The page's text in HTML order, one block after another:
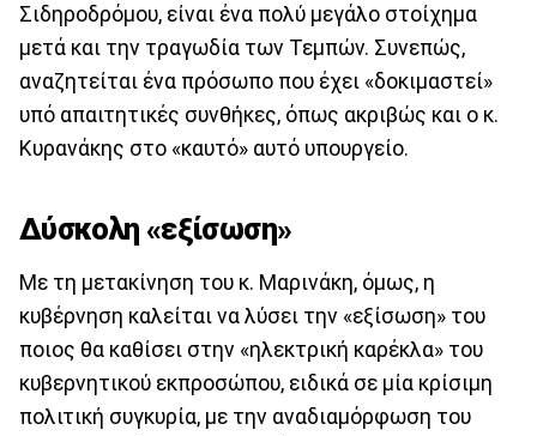
Σιδηροδρόμου, είναι ένα πολύ μεγάλο στοίχημα
μετά και την τραγωδία των Τεμπών. Συνεπώς,
αναζητείται ένα πρόσωπο που έχει «δοκιμαστεί»
υπό απαιτητικές συνθήκες, όπως ακριβώς και ο κ.
Κυρανάκης στο «καυτό» αυτό υπουργείο.
Δύσκολη «εξίσωση»
Με τη μετακίνηση του κ. Μαρινάκη, όμως, η
κυβέρνηση καλείται να λύσει την «εξίσωση» του
ποιος θα καθίσει στην «ηλεκτρική καρέκλα» του
κυβερνητικού εκπροσώπου, ειδικά σε μία κρίσιμη
πολιτική συγκυρία, με την αναδιαμόρφωση του